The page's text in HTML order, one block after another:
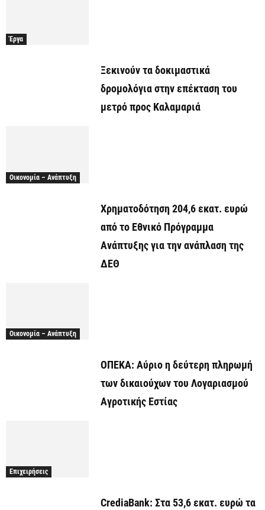
Έργα
Ξεκινούν τα δοκιμαστικά
δρομολόγια στην επέκταση του
μετρό προς Καλαμαριά
Οικονομία – Ανάπτυξη
Χρηματοδότηση 204,6 εκατ. ευρώ
από το Εθνικό Πρόγραμμα
Ανάπτυξης για την ανάπλαση της
ΔΕΘ
Οικονομία – Ανάπτυξη
ΟΠΕΚΑ: Αύριο η δεύτερη πληρωμή
των δικαιούχων του Λογαριασμού
Αγροτικής Εστίας
Επιχειρήσεις
CrediaBank: Στα 53,6 εκατ. ευρώ τα